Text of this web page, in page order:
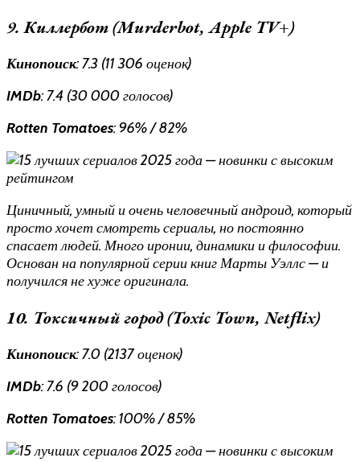
9. Киллербот (Murderbot, Apple TV+)
Кинопоиск: 7.3 (11 306 оценок)
IMDb: 7.4 (30 000 голосов)
Rotten Tomatoes: 96% / 82%
Циничный, умный и очень человечный андроид, который
просто хочет смотреть сериалы, но постоянно
спасает людей. Много иронии, динамики и философии.
Основан на популярной серии книг Марты Уэллс — и
получился не хуже оригинала.
10. Токсичный город (Toxic Town, Netflix)
Кинопоиск: 7.0 (2137 оценок)
IMDb: 7.6 (9 200 голосов)
Rotten Tomatoes: 100% / 85%